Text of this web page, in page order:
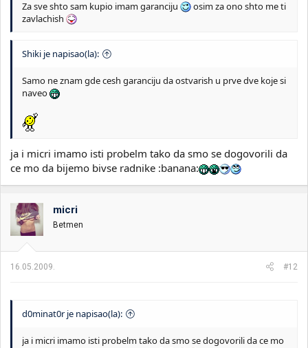
Za sve shto sam kupio imam garanciju
osim za ono shto me ti
zavlachish
Shiki je napisao(la):
Samo ne znam gde cesh garanciju da ostvarish u prve dve koje si
naveo
ja i micri imamo isti probelm tako da smo se dogovorili da
ce mo da bijemo bivse radnike :banana:
micri
Betmen
16.05.2009. #12
d0minat0r je napisao(la):
ja i micri imamo isti probelm tako da smo se dogovorili da ce mo